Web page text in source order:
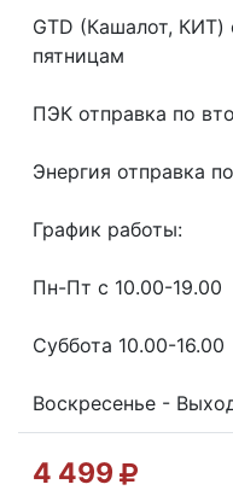
GТD (Кашалот, КИТ)
пятницам
ПЭК отправка по
Энергия отправка
График работы:
Пн-Пт с 10.00-19.00
Суббота 10.00-16.00
Воскресенье -
4 499